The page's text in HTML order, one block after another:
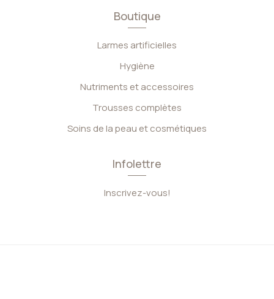
Boutique
Larmes artificielles
Hygiène
Nutriments et accessoires
Trousses complètes
Soins de la peau et cosmétiques
Infolettre
Inscrivez-vous!